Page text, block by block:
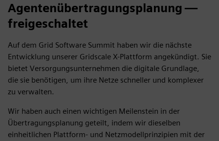
Agentenübertragungsplanung —
freigeschaltet
Auf dem Grid Software Summit haben wir die nächste
Entwicklung unserer Gridscale X-Plattform angekündigt. Sie
bietet Versorgungsunternehmen die digitale Grundlage,
die sie benötigen, um ihre Netze schneller und komplexer
zu verwalten.
Wir haben auch einen wichtigen Meilenstein in der
Übertragungsplanung geteilt, indem wir dieselben
einheitlichen Plattform- und Netzmodellprinzipien mit der